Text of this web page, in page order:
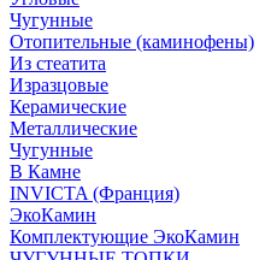
Чугунные
Отопительные (каминофены)
Из стеатита
Изразцовые
Керамические
Металлические
Чугунные
В Камне
INVICTA (Франция)
ЭкоКамин
Комплектующие ЭкоКамин